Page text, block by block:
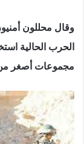
وقال محللون
الحرب الحالية
مجموعات أصغر